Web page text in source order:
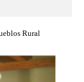
Rural